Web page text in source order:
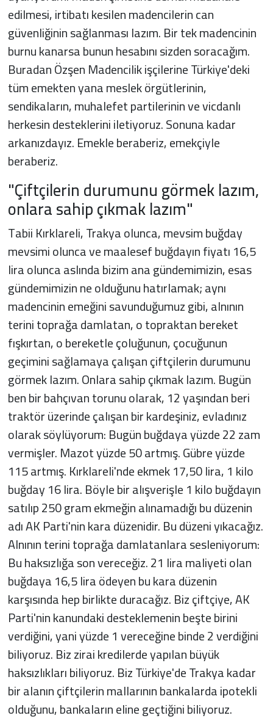
edilmesi, irtibatı kesilen madencilerin can
güvenliğinin sağlanması lazım. Bir tek madencinin
burnu kanarsa bunun hesabını sizden soracağım.
Buradan Özşen Madencilik işçilerine Türkiye'deki
tüm emekten yana meslek örgütlerinin,
sendikaların, muhalefet partilerinin ve vicdanlı
herkesin desteklerini iletiyoruz. Sonuna kadar
arkanızdayız. Emekle beraberiz, emekçiyle
beraberiz.
"Çiftçilerin durumunu görmek lazım,
onlara sahip çıkmak lazım"
Tabii Kırklareli, Trakya olunca, mevsim buğday
mevsimi olunca ve maalesef buğdayın fiyatı 16,5
lira olunca aslında bizim ana gündemimizin, esas
gündemimizin ne olduğunu hatırlamak; aynı
madencinin emeğini savunduğumuz gibi, alnının
terini toprağa damlatan, o topraktan bereket
fışkırtan, o bereketle çoluğunun, çocuğunun
geçimini sağlamaya çalışan çiftçilerin durumunu
görmek lazım. Onlara sahip çıkmak lazım. Bugün
ben bir bahçıvan torunu olarak, 12 yaşından beri
traktör üzerinde çalışan bir kardeşiniz, evladınız
olarak söylüyorum: Bugün buğdaya yüzde 22 zam
vermişler. Mazot yüzde 50 artmış. Gübre yüzde
115 artmış. Kırklareli'nde ekmek 17,50 lira, 1 kilo
buğday 16 lira. Böyle bir alışverişle 1 kilo buğdayın
satılıp 250 gram ekmeğin alınamadığı bu düzenin
adı AK Parti'nin kara düzenidir. Bu düzeni yıkacağız.
Alnının terini toprağa damlatanlara sesleniyorum:
Bu haksızlığa son vereceğiz. 21 lira maliyeti olan
buğdaya 16,5 lira ödeyen bu kara düzenin
karşısında hep birlikte duracağız. Biz çiftçiye, AK
Parti'nin kanundaki desteklemenin beşte birini
verdiğini, yani yüzde 1 vereceğine binde 2 verdiğini
biliyoruz. Biz zirai kredilerde yapılan büyük
haksızlıkları biliyoruz. Biz Türkiye'de Trakya kadar
bir alanın çiftçilerin mallarının bankalarda ipotekli
olduğunu, bankaların eline geçtiğini biliyoruz.